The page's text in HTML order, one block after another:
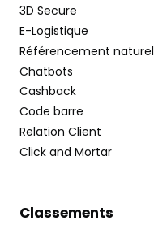
3D Secure
E-Logistique
Référencement naturel
Chatbots
Cashback
Code barre
Relation Client
Click and Mortar
Classements